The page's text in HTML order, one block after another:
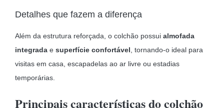
Detalhes que fazem a diferença
Além da estrutura reforçada, o colchão possui almofada
integradae superfície confortável, tornando-o ideal para
visitas em casa, escapadelas ao ar livre ou estadias
temporárias.
Principais características do colchão